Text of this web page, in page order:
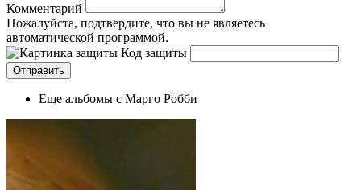
Комментарий
Пожалуйста, подтвердите, что вы не являетесь
автоматической программой.
Код защиты
Еще альбомы с Марго Робби